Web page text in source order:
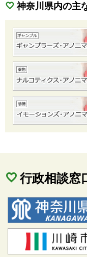
神奈川県内の主
行政相談窓